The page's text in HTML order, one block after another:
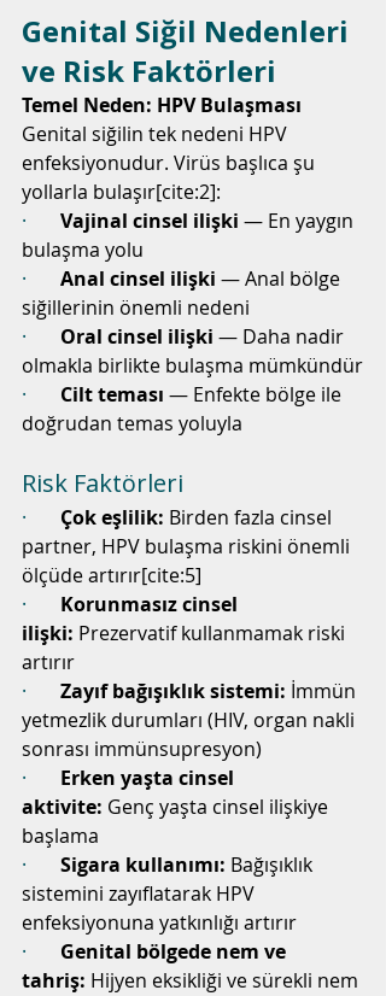
Genital Siğil Nedenleri
ve Risk Faktörleri
Temel Neden: HPV Bulaşması
Genital siğilin tek nedeni HPV
enfeksiyonudur. Virüs başlıca şu
yollarla bulaşır[cite:2]:
· Vajinal cinsel ilişki — En yaygın
bulaşma yolu
· Anal cinsel ilişki — Anal bölge
siğillerinin önemli nedeni
· Oral cinsel ilişki — Daha nadir
olmakla birlikte bulaşma mümkündür
· Cilt teması — Enfekte bölge ile
doğrudan temas yoluyla
Risk Faktörleri
· Çok eşlilik: Birden fazla cinsel
partner, HPV bulaşma riskini önemli
ölçüde artırır[cite:5]
· Korunmasız cinsel
ilişki: Prezervatif kullanmamak riski
artırır
· Zayıf bağışıklık sistemi: İmmün
yetmezlik durumları (HIV, organ nakli
sonrası immünsupresyon)
· Erken yaşta cinsel
aktivite: Genç yaşta cinsel ilişkiye
başlama
· Sigara kullanımı: Bağışıklık
sistemini zayıflatarak HPV
enfeksiyonuna yatkınlığı artırır
· Genital bölgede nem ve
tahriş: Hijyen eksikliği ve sürekli nem